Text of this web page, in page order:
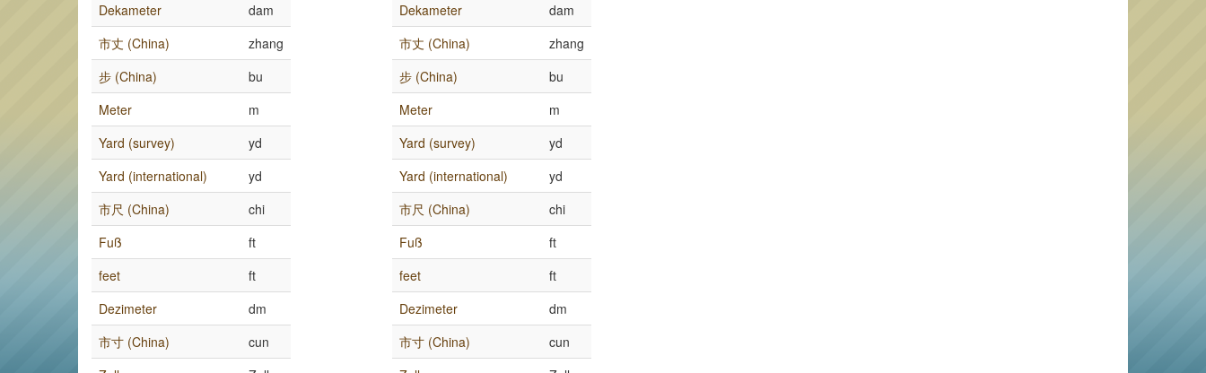
Dekameter
dam
市丈 (China)
zhang
步 (China)
bu
Meter
m
Yard (survey)
yd
Yard (international)
yd
市尺 (China)
chi
Fuß
ft
feet
ft
Dezimeter
dm
市寸 (China)
cun
Dekameter
dam
市丈 (China)
zhang
步 (China)
bu
Meter
m
Yard (survey)
yd
Yard (international)
yd
市尺 (China)
chi
Fuß
ft
feet
ft
Dezimeter
dm
市寸 (China)
cun